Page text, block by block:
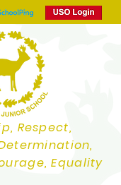
Respect,
Equality